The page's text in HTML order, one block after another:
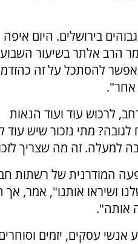
בירושלים. היום איפה
הרב אלתר בשיעור
להסתכל על זה
אחר".
לרכוש עוד ועוד הנאות
מתי נזכור שיש
בה למעלה. זה מה שצריך
המודרנית של רשתות
ושיראו אותנו", אמר,
אותה".
עסקים, יזמים